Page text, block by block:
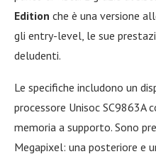
Edition che è una versione
gli entry-level, le sue
deludenti.
Le specifiche includono un
processore Unisoc SC9863A
memoria a supporto. Sono
Megapixel: una posteriore e